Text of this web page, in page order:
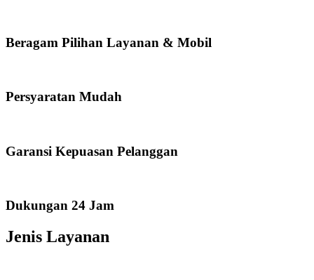
Beragam Pilihan Layanan & Mobil
Persyaratan Mudah
Garansi Kepuasan Pelanggan
Dukungan 24 Jam
Jenis Layanan